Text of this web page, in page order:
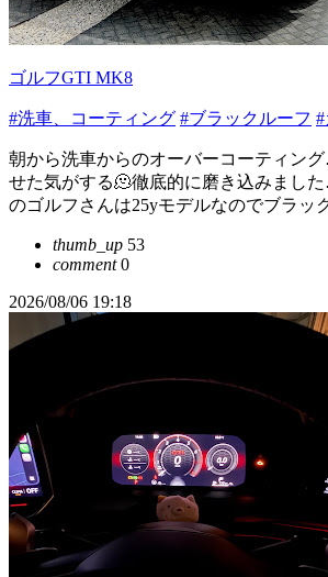
ゴルフGTI MK8
#洗車、コーティング #ブラックルーフ
朝から洗車からのオーバーコーティン
せた気がする🫠徹底的に磨き込みまし
のゴルフさんは25yモデルなのでブラッ
thumb_up 53
comment0
2026/08/06 19:18